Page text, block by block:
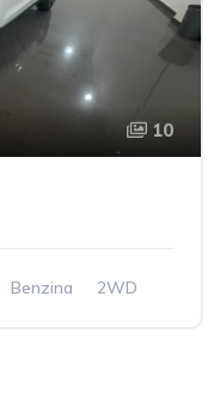
10
Benzina 2WD